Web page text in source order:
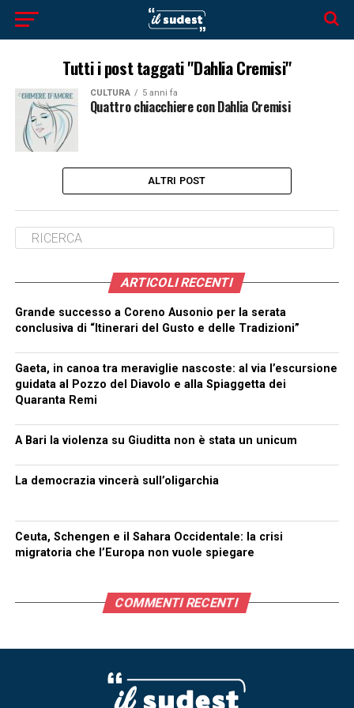
Tutti i post taggati "Dahlia Cremisi"
CULTURA 5 anni fa
Quattro chiacchiere con Dahlia Cremisi
ALTRI POST
ARTICOLI RECENTI
Grande successo a Coreno Ausonio per la serata
conclusiva di “Itinerari del Gusto e delle Tradizioni”
Gaeta, in canoa tra meraviglie nascoste: al via l’escursione
guidata al Pozzo del Diavolo e alla Spiaggetta dei
Quaranta Remi
A Bari la violenza su Giuditta non è stata un unicum
La democrazia vincerà sull’oligarchia
Ceuta, Schengen e il Sahara Occidentale: la crisi
migratoria che l’Europa non vuole spiegare
COMMENTI RECENTI